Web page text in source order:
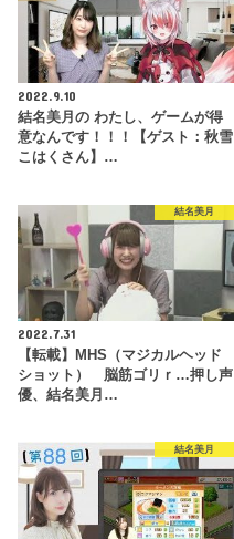
2022.9.10
結名美月の わたし、ゲームが得
意なんです！！！【ゲスト：秋雪
こはくさん】…
結名美月
2022.7.31
【転載】MHS（マジカルヘッド
ショット） 脳筋ゴリｒ…押し声
優、結名美月…
結名美月